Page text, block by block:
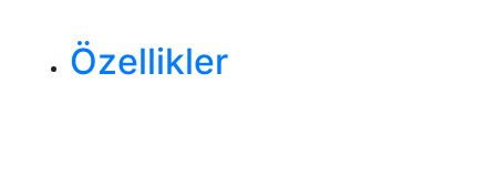
Özellikler